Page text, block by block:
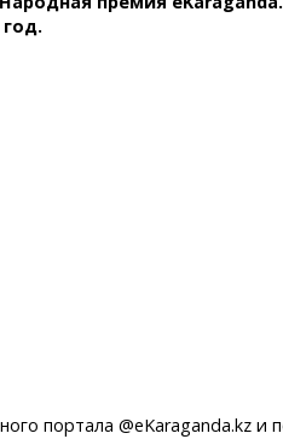
Темиртау
Балхаш
портала @eKaraganda.kz и